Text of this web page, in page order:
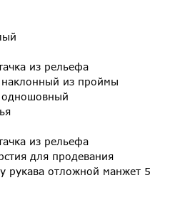
из рельефа
из проймы
одношовный
из рельефа
для продевания
рукава отложной манжет 5